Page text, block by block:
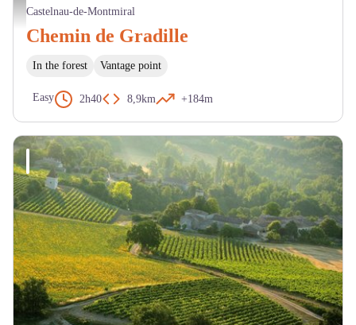
Vue aérienne de Castelnau de Montmiral - D. Viet
Castelnau-de-Montmiral
Chemin de Gradille
In the forest Vantage point
Easy 2h40 8,9km +184m